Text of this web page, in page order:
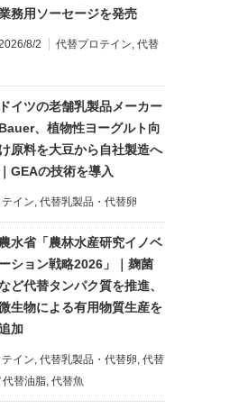
務用ソーセージを発売
8/2 代替プロテイン, 代替
ドイツの老舗乳製品メーカー
Bauer、植物性ヨーグルト向
け原料を大豆から自社製造へ
｜GEAの技術を導入
イン, 代替乳製品・代替卵
農水省「農林水産研究イノベ
ーション戦略2026」｜麹菌
ど代替タンパク質を推進、
生物による有用物質生産を
加
イン, 代替乳製品・代替卵, 代替
代替油脂, 代替魚